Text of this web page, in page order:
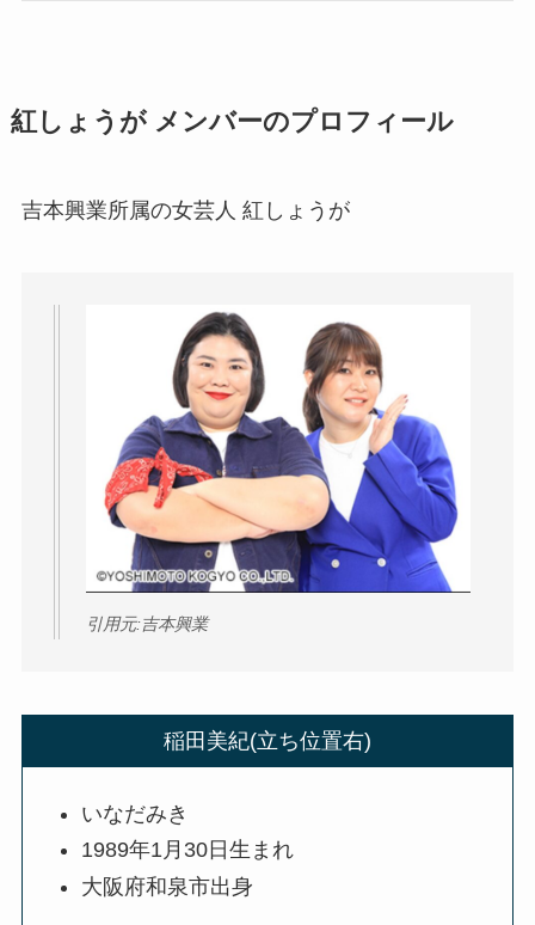
紅しょうが メンバーのプロフィール
吉本興業所属の女芸人 紅しょうが
引用元:吉本興業
稲田美紀(立ち位置右)
いなだみき
1989年1月30日生まれ
大阪府和泉市出身